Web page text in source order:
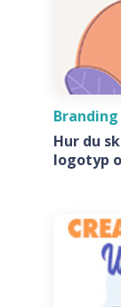
Branding
Hur du
logotyp